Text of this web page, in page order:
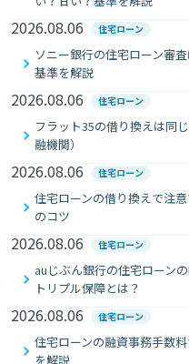
2026.08.06 住宅ローン
ソニー銀行の住宅ローン審
基準を解説
2026.08.06 住宅ローン
フラット35の借り換えは同
融機関）
2026.08.06 住宅ローン
住宅ローンの借り換えで注
のコツ
2026.08.06 住宅ローン
auじぶん銀行の住宅ローン
トリプル保障とは？
2026.08.06 住宅ローン
住宅ローンの融資事務手数
を解説